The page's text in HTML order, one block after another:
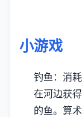
小游戏
钓鱼：消
在河边获
的鱼。 算